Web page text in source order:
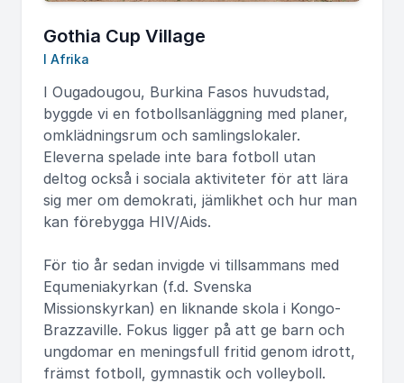
Gothia Cup Village
I Afrika
I Ougadougou, Burkina Fasos huvudstad,
byggde vi en fotbollsanläggning med planer,
omklädningsrum och samlingslokaler.
Eleverna spelade inte bara fotboll utan
deltog också i sociala aktiviteter för att lära
sig mer om demokrati, jämlikhet och hur man
kan förebygga HIV/Aids.
För tio år sedan invigde vi tillsammans med
Equmeniakyrkan (f.d. Svenska
Missionskyrkan) en liknande skola i Kongo-
Brazzaville. Fokus ligger på att ge barn och
ungdomar en meningsfull fritid genom idrott,
främst fotboll, gymnastik och volleyboll.